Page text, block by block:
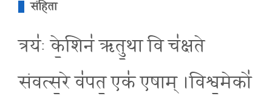
संहिता
त्रयः॑ के॒शिन॑ ऋतु॒था वि च॑क्षते
संवत्स॒रे व॑पत॒ एक॑ एषाम् ।विश्व॒मेको॑